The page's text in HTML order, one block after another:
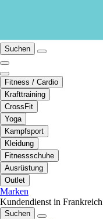
Suchen
Fitness / Cardio
Krafttraining
CrossFit
Yoga
Kampfsport
Kleidung
Fitnessschuhe
Ausrüstung
Outlet
Marken
Kundendienst in Frankreich
Suchen